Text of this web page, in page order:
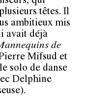
têtes. Il
ambitieux mis
avait déjà
de
Mifsud et
solo de danse
Delphine